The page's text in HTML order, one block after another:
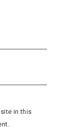
in this